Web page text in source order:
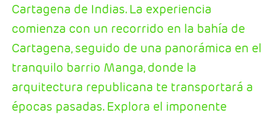
Cartagena de Indias. La experiencia
comienza con un recorrido en la bahía de
Cartagena, seguido de una panorámica en el
tranquilo barrio Manga, donde la
arquitectura republicana te transportará a
épocas pasadas. Explora el imponente